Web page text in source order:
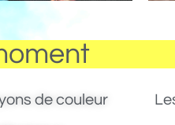
de couleur